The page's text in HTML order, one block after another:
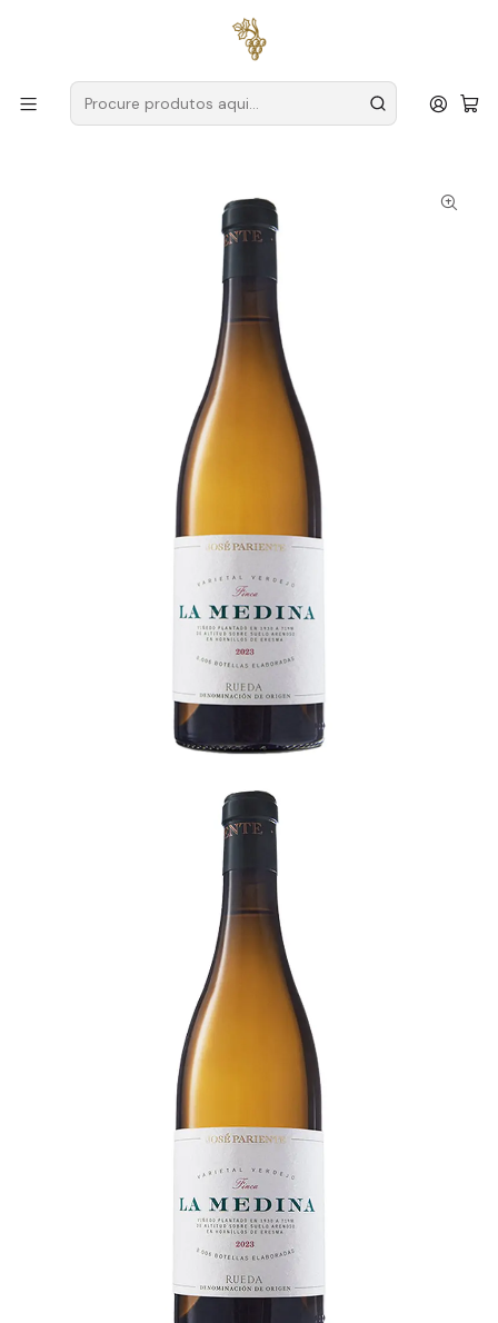
para encomendas a partir de
Produtores Espanha Rueda
José Pariente
José Pariente Finca La Medina 2023 Rueda Espanha Branco
75cl